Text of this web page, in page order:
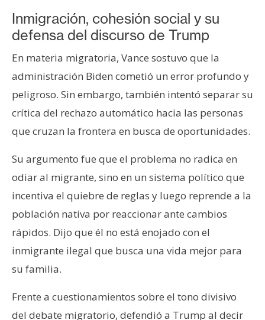
Inmigración, cohesión social y su
defensa del discurso de Trump
En materia migratoria, Vance sostuvo que la
administración Biden cometió un error profundo y
peligroso. Sin embargo, también intentó separar su
crítica del rechazo automático hacia las personas
que cruzan la frontera en busca de oportunidades.
Su argumento fue que el problema no radica en
odiar al migrante, sino en un sistema político que
incentiva el quiebre de reglas y luego reprende a la
población nativa por reaccionar ante cambios
rápidos. Dijo que él no está enojado con el
inmigrante ilegal que busca una vida mejor para
su familia.
Frente a cuestionamientos sobre el tono divisivo
del debate migratorio, defendió a Trump al decir